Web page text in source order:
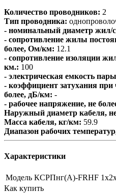
Количество проводников: 2
Тип проводника:
- номинальный диаметр жил/
- сопротивление жилы
более, Ом/км: 12.1
- сопротивление изоляции
км.: 100
- электрическая емкость
- коэффициент затухания при
более, дБ/км: -
- рабочее напряжение, не
Наружный диаметр кабеля,
Масса кабеля, кг/км: 59.9
Диапазон рабочих
Характеристики
Модель КСРПнг(А)-FRHF
Как купить